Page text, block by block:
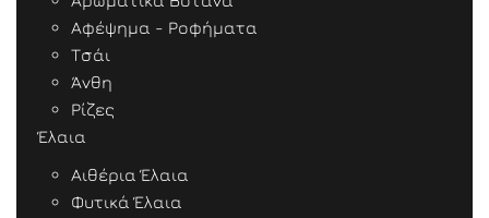
Αφέψημα - Ροφήματα
Τσάι
Άνθη
Ρίζες
Έλαια
Αιθέρια Έλαια
Φυτικά Έλαια